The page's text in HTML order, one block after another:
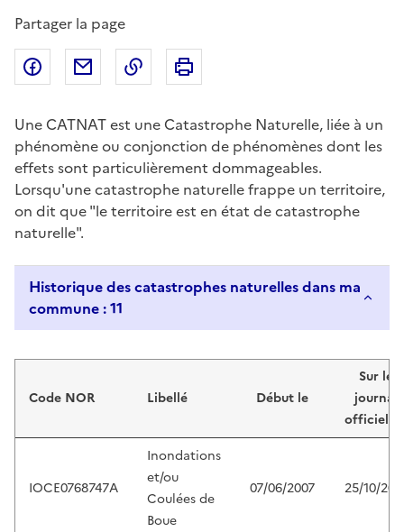
Partager la page
Partager sur Facebook
Partager par emailCopier dans le presse-papier
Une CATNAT est une Catastrophe Naturelle, liée à un
phénomène ou conjonction de phénomènes dont les
effets sont particulièrement dommageables.
Lorsqu'une catastrophe naturelle frappe un territoire,
on dit que "le territoire est en état de catastrophe
naturelle".
Historique des catastrophes naturelles dans ma
commune : 11
Code NOR Libellé Début le
Sur le
journal
officiel
IOCE0768747A
Inondations
et/ou
Coulées de
Boue
07/06/2007 25/10/